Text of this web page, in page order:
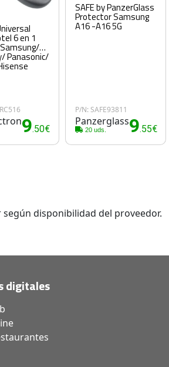
6 en 1
Panasonic/
9.50€
SAFE by PanzerGlass
Protector Samsung
A16 -A16 5G
P/N: SAFE93811
Panzerglass
20 uds. 9.55€
disponibilidad del proveedor.
digitales